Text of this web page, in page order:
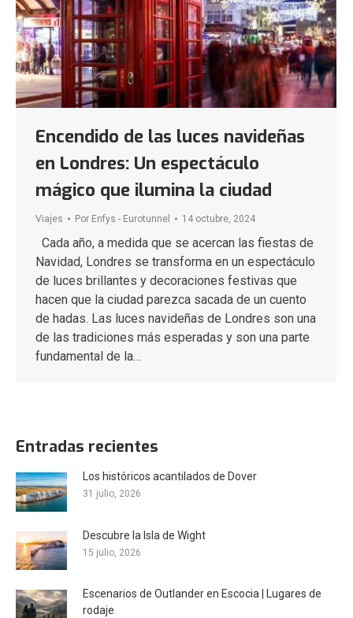
Encendido de las luces navideñas
en Londres: Un espectáculo
mágico que ilumina la ciudad
Viajes Por Enfys - Eurotunnel 14 octubre, 2024
Cada año, a medida que se acercan las fiestas de
Navidad, Londres se transforma en un espectáculo
de luces brillantes y decoraciones festivas que
hacen que la ciudad parezca sacada de un cuento
de hadas. Las luces navideñas de Londres son una
de las tradiciones más esperadas y son una parte
fundamental de la…
Entradas recientes
Los históricos acantilados de Dover
31 julio, 2026
Descubre la Isla de Wight
15 julio, 2026
Escenarios de Outlander en Escocia | Lugares de
rodaje